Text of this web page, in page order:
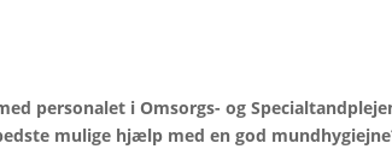
personalet i Omsorgs- og
mulige hjælp med en god